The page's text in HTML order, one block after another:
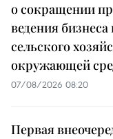
о сокращении
ведения
сельского
окружающей
07/08/2026 08:20
Первая